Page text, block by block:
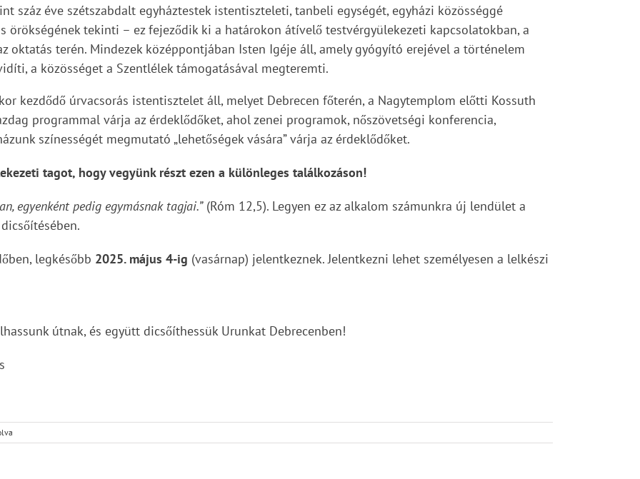
száz éve szétszabdalt egyháztestek istentiszteleti, tanbeli egységét, egyházi közösséggé
örökségének tekinti – ez fejeződik ki a határokon átívelő testvérgyülekezeti kapcsolatokban, a
oktatás terén. Mindezek középpontjában Isten Igéje áll, amely gyógyító erejével a történelem
a közösséget a Szentlélek támogatásával megteremti.
kezdődő úrvacsorás istentisztelet áll, melyet Debrecen főterén, a Nagytemplom előtti Kossuth
programmal várja az érdeklődőket, ahol zenei programok, nőszövetségi konferencia,
színességét megmutató „lehetőségek vására” várja az érdeklődőket.
tagot, hogy vegyünk részt ezen a különleges találkozáson!
egyenként pedig egymásnak tagjai.”(Róm 12,5). Legyen ez az alkalom számunkra új lendület a
legkésőbb 2025. május 4-ig (vasárnap) jelentkeznek. Jelentkezni lehet személyesen a lelkészi
útnak, és együtt dicsőíthessük Urunkat Debrecenben!